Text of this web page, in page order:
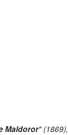
Maldoror" (1869),